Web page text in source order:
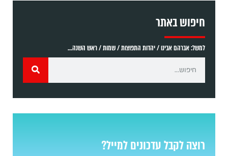
חיפוש באתר
למשל: אברהם אבינו / יהדות התפוצות / שמות / ראש השנה...
רוצה לקבל עדכונים למייל?